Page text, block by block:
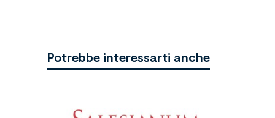
Potrebbe interessarti anche